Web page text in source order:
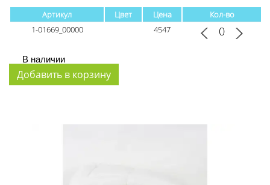
Артикул Цвет Цена
Кол-во
1-01669_00000
4547
В наличии